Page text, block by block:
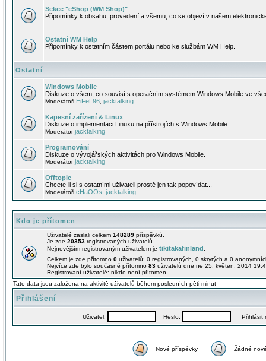
Sekce "eShop (WM Shop)"
Připomínky k obsahu, provedení a všemu, co se objeví v našem
Ostatní WM Help
Připomínky k ostatním částem portálu nebo ke službám WM Help.
Ostatní
Windows Mobile
Diskuze o všem, co souvisí s operačním systémem Windows Mobile ve
Moderátoři EiFeL96 jacktalking
Kapesní zařízení & Linux
Diskuze o implementaci Linuxu na přístrojích s Windows Mobile.
Moderátorjacktalking
Programování
Diskuze o vývojářských aktivitách pro Windows Mobile.
Moderátorjacktalking
Offtopic
Chcete-li si s ostatními uživateli prostě jen tak popovídat...
Moderátoři cHaOOs jacktalking
Kdo je přítomen
Uživatelé zaslali celkem 148289 příspěvků.
Je zde 20353 registrovaných uživatelů.
Nejnovějším registrovaným uživatelem je tikitakafinland
Celkem je zde přítomno 0 uživatelů: 0 registrovaných, 0 skrytých a 0
Nejvíce zde bylo současně přítomno 83 uživatelů dne ne 25. květen, 2014
Registrovaní uživatelé: nikdo není přítomen
Tato data jsou založena na aktivitě uživatelů během posledních pěti minut
Přihlášení
Uživatel: Heslo: Přihlásit
Nové příspěvky Žádné